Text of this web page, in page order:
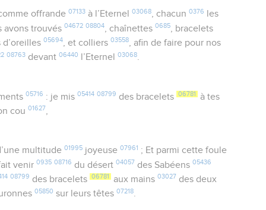
offrande 07133à l’Eternel 03068, chacun 0376
les
avons trouvés04672 08804 , chaînettes0685 , bracelets
d’oreilles05694, et colliers03558, afin de faire pour nos
08763 devant06440 l’Eternel03068.
05716 : je mis 05414 08799 des bracelets 06781 à tes
cou01627,
multitude 01995joyeuse 07961 ; Et parmi cette foule
venir0935 08716 du désert04057 des Sabéens05436
08799 des bracelets 06781 aux mains03027 des deux
05850 sur leurs têtes07218.